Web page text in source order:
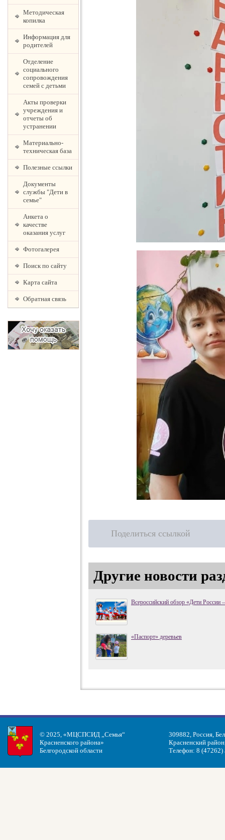
Методическая
копилка
Информация для
родителей
Отделение
социального
сопровождения
семей с детьми
Акты проверки
учреждения и
отчеты об
устранении
Материально-
техническая база
Полезные ссылки
Документы
службы "Дети в
семье"
Анкета о
качестве
оказания услуг
Фотогалерея
Поиск по сайту
Карта сайта
Обратная связь
Поделиться ссылкой
Другие новости
Всероссийский обзор «Дети России
«Паспорт» деревьев
© 2025, «МЦСПСИД „Семья“
Красненского района»
Белгородской области
309882, Россия,
Красненский
Телефон: 8 (47262)